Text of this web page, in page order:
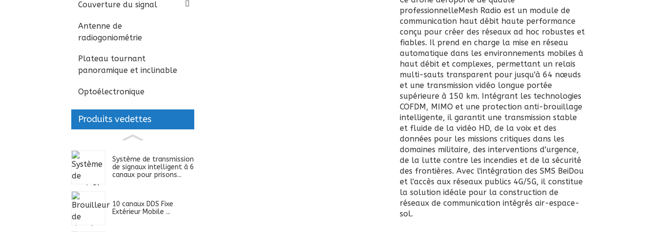
Couverture du signal
Antenne de
radiogoniométrie
Plateau tournant
panoramique et inclinable
Optoélectronique
Produits vedettes
Système de transmission
de signaux intelligent à 6
canaux pour prisons...
10 canaux DDS Fixe
Extérieur Mobile ...
professionnelleMesh Radio est un module de
communication haut débit haute performance
conçu pour créer des réseaux ad hoc robustes et
fiables. Il prend en charge la mise en réseau
automatique dans les environnements mobiles à
haut débit et complexes, permettant un relais
multi-sauts transparent pour jusqu'à 64 nœuds
et une transmission vidéo longue portée
supérieure à 150 km. Intégrant les technologies
COFDM, MIMO et une protection anti-brouillage
intelligente, il garantit une transmission stable
et fluide de la vidéo HD, de la voix et des
données pour les missions critiques dans les
domaines militaire, des interventions d'urgence,
de la lutte contre les incendies et de la sécurité
des frontières. Avec l'intégration des SMS BeiDou
et l'accès aux réseaux publics 4G/5G, il constitue
la solution idéale pour la construction de
réseaux de communication intégrés air-espace-
sol.